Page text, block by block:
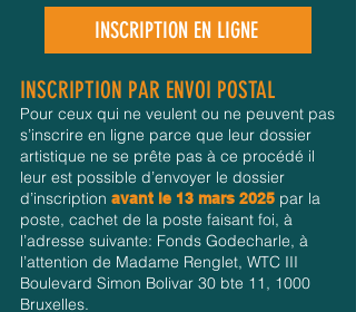
INSCRIPTION EN LIGNE
INSCRIPTION PAR ENVOI POSTAL
Pour ceux qui ne veulent ou ne peuvent pas
s’inscrire en ligne parce que leur dossier
artistique ne se prête pas à ce procédé il
leur est possible d’envoyer le dossier
d’inscription avant le 13 mars 2025 par la
poste, cachet de la poste faisant foi, à
l’adresse suivante: Fonds Godecharle, à
l’attention de Madame Renglet, WTC III
Boulevard Simon Bolivar 30 bte 11, 1000
Bruxelles.